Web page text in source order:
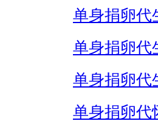
单身捐卵代
单身捐卵代
单身捐卵代
单身捐卵代